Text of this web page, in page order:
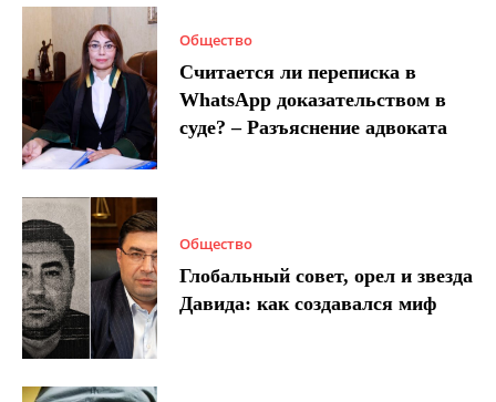
Общество
Считается ли переписка в
WhatsApp доказательством в
суде? – Разъяснение адвоката
Общество
Глобальный совет, орел и звезда
Давида: как создавался миф